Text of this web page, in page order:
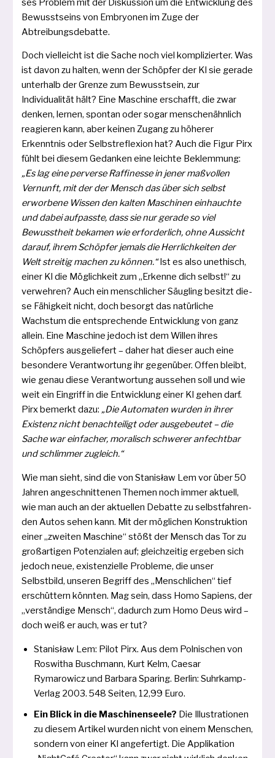
ses Problem mit der Diskussion um die Entwicklung des
Bewusstseins von Embryonen im Zuge der
Abtreibungsdebatte.
Doch viel­leicht ist die Sache noch viel kom­pli­zier­ter. Was
ist davon zu hal­ten, wenn der Schöpfer der KI sie gera­de
unter­halb der Grenze zum Bewusstsein, zur
Individualität hält? Eine Maschine erschafft, die zwar
den­ken, ler­nen, spon­tan oder sogar men­schen­ähn­lich
reagie­ren kann, aber kei­nen Zugang zu höhe­rer
Erkenntnis oder Selbstreflexion hat? Auch die Figur Pirx
fühlt bei die­sem Gedanken eine leich­te Beklemmung:
„Es lag eine per­ver­se Raffinesse in jener maß­vol­len
Vernunft, mit der der Mensch das über sich selbst
erwor­be­ne Wissen den kal­ten Maschinen ein­hauch­te
und dabei auf­pass­te, dass sie nur gera­de so viel
Bewusstheit beka­men wie erfor­der­lich, ohne Aussicht
dar­auf, ihrem Schöpfer jemals die Herrlichkeiten der
Welt strei­tig machen zu kön­nen.“Ist es also unethisch,
einer KI die Möglichkeit zum „Erkenne dich selbst!“ zu
ver­weh­ren? Auch ein mensch­li­cher Säugling besitzt die­
se Fähigkeit nicht, doch besorgt das natür­li­che
Wachstum die ent­spre­chen­de Entwicklung von ganz
allein. Eine Maschine jedoch ist dem Willen ihres
Schöpfers aus­ge­lie­fert – daher hat die­ser auch eine
beson­de­re Verantwortung ihr gegen­über. Offen bleibt,
wie genau die­se Verantwortung aus­se­hen soll und wie
weit ein Eingriff in die Entwicklung einer KI gehen darf.
Pirx bemerkt dazu: „Die Automaten wur­den in ihrer
Existenz nicht benach­tei­ligt oder aus­ge­beu­tet – die
Sache war ein­fa­cher, mora­lisch schwe­rer anfecht­bar
und schlim­mer zugleich.“
Wie man sieht, sind die von Stanisław Lem vor über 50
Jahren ange­schnit­te­nen Themen noch immer aktu­ell,
wie man auch an der aktu­el­len Debatte zu selbst­fah­ren­
den Autos sehen kann. Mit der mög­li­chen Konstruktion
einer „zwei­ten Maschine“ stößt der Mensch das Tor zu
groß­ar­ti­gen Potenzialen auf; gleich­zei­tig erge­ben sich
jedoch neue, exis­ten­zi­el­le Probleme, die unser
Selbstbild, unse­ren Begriff des „Menschlichen“ tief
erschüt­tern könn­ten. Mag sein, dass Homo Sapiens, der
„ver­stän­di­ge Mensch“, dadurch zum Homo Deus wird –
doch weiß er auch, was er tut?
Stanisław Lem: Pilot Pirx. Aus dem Polnischen von
Roswitha Buschmann, Kurt Kelm, Caesar
Rymarowicz und Barbara Sparing. Berlin: Suhrkamp-
Verlag 2003. 548 Seiten, 12,99 Euro.
Ein Blick in die Maschinenseele? Die Illustrationen
zu die­sem Artikel wur­den nicht von einem Menschen,
son­dern von einer KI ange­fer­tigt. Die Applikation